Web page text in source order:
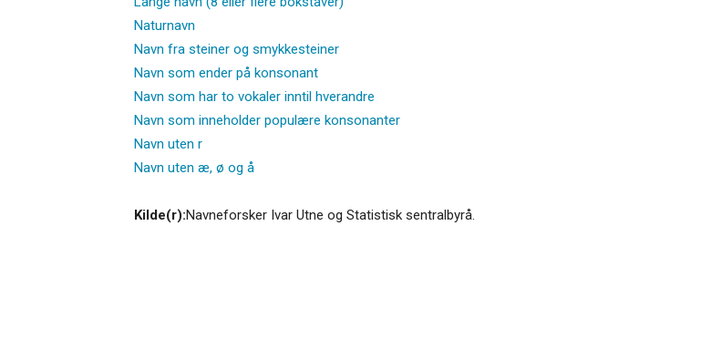
Naturnavn
Navn fra steiner og smykkesteiner
Navn som ender på konsonant
Navn som har to vokaler inntil hverandre
Navn som inneholder populære konsonanter
Navn uten r
Navn uten æ, ø og å
Kilde(r):Navneforsker Ivar Utne og Statistisk sentralbyrå.